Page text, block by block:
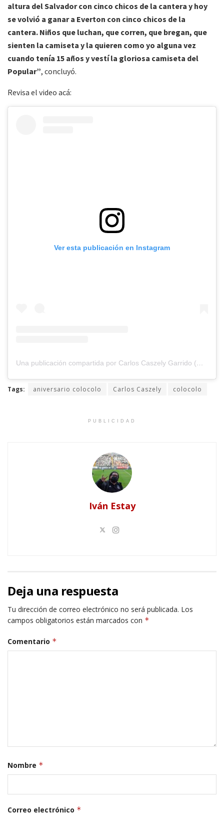
altura del Salvador con cinco chicos de la cantera y hoy
se volvió a ganar a Everton con cinco chicos de la
cantera. Niños que luchan, que corren, que bregan, que
sienten la camiseta y la quieren como yo alguna vez
cuando tenía 15 años y vestí la gloriosa camiseta del
Popular”, concluyó.
Revisa el video acá:
Ver esta publicación en Instagram
Una publicación compartida por Carlos Caszely Garrido (@carloscaszely)
Tags: aniversario colocolo Carlos Caszely colocolo
PUBLICIDAD
Iván Estay
Deja una respuesta
Tu dirección de correo electrónico no será publicada. Los
campos obligatorios están marcados con *
Comentario *
Nombre *
Correo electrónico *